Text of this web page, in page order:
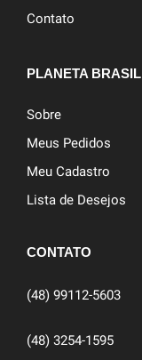
Contato
PLANETA BRASIL
Sobre
Meus Pedidos
Meu Cadastro
Lista de Desejos
CONTATO
(48) 99112-5603
(48) 3254-1595